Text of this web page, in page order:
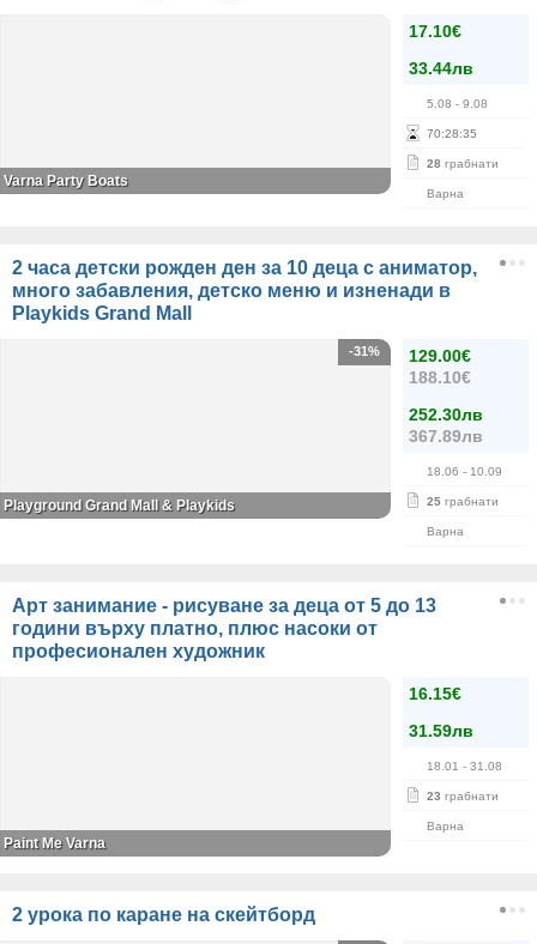
17.10€
33.44лв
5.08 - 9.08
70:28:35
28 грабнати
Варна
Varna Party Boats
2 часа детски рожден ден за 10 деца с аниматор,
много забавления, детско меню и изненади в
Playkids Grand Mall
129.00€
188.10€
252.30лв
367.89лв
18.06 - 10.09
25 грабнати
Варна
-31%
Playground Grand Mall & Playkids
Арт занимание - рисуване за деца от 5 до 13
години върху платно, плюс насоки от
професионален художник
16.15€
31.59лв
18.01 - 31.08
23 грабнати
Варна
Paint Me Varna
2 урока по каране на скейтборд